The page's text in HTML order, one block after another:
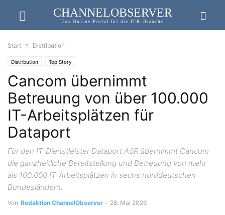
CHANNELOBSERVER
Das Online-Portal für die ITK-Branche
Start Distribution
Distribution Top Story
Cancom übernimmt
Betreuung von über 100.000
IT-Arbeitsplätzen für
Dataport
Für den IT-Dienstleister Dataport AöR übernimmt Cancom
die ganzheitliche Bereitstellung und Betreuung von mehr
als 100.000 IT-Arbeitsplätzen in sechs norddeutschen
Bundesländern.
Von Redaktion ChannelObserver - 28. Mai 2026